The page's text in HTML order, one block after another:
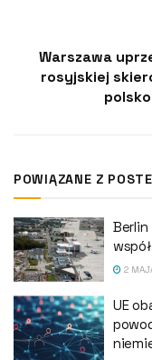
Warszawa
rosyjskiej
POWIĄZANE Z
2
UE